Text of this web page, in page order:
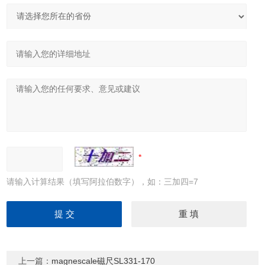
请输入计算结果（填写阿拉伯数字），如：三加四=7
上一篇： magnescale磁尺SL331-170